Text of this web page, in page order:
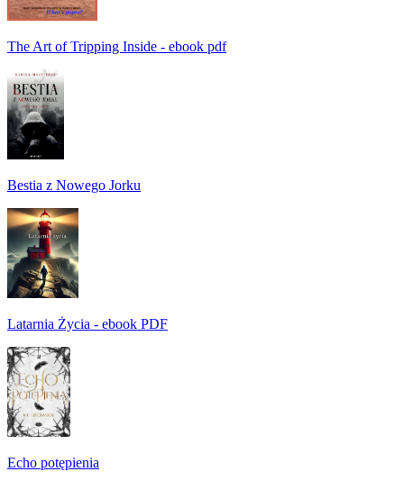
The Art of Tripping Inside - ebook pdf
Bestia z Nowego Jorku
Latarnia Życia - ebook PDF
Echo potępienia